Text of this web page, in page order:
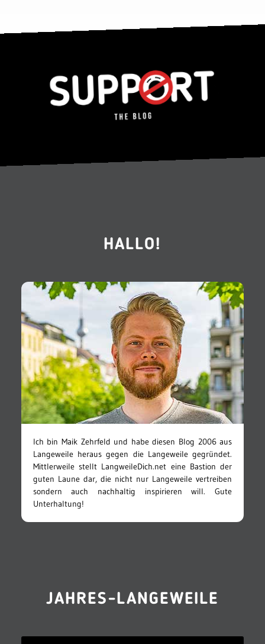
HALLO!
Ich bin Maik Zehrfeld und habe diesen Blog 2006 aus
Langeweile heraus gegen die Langeweile gegründet.
Mittlerweile stellt LangweileDich.net eine Bastion der
guten Laune dar, die nicht nur Langeweile vertreiben
sondern auch nachhaltig inspirieren will. Gute
Unterhaltung!
JAHRES-LANGEWEILE